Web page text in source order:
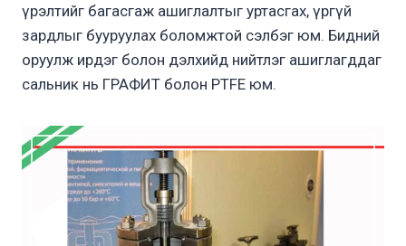
үрэлтийг багасгаж ашиглалтыг уртасгах, үргүй
зардлыг бууруулах боломжтой сэлбэг юм. Бидний
оруулж ирдэг болон дэлхийд нийтлэг ашиглагддаг
сальник нь ГРАФИТ болон PTFE юм.